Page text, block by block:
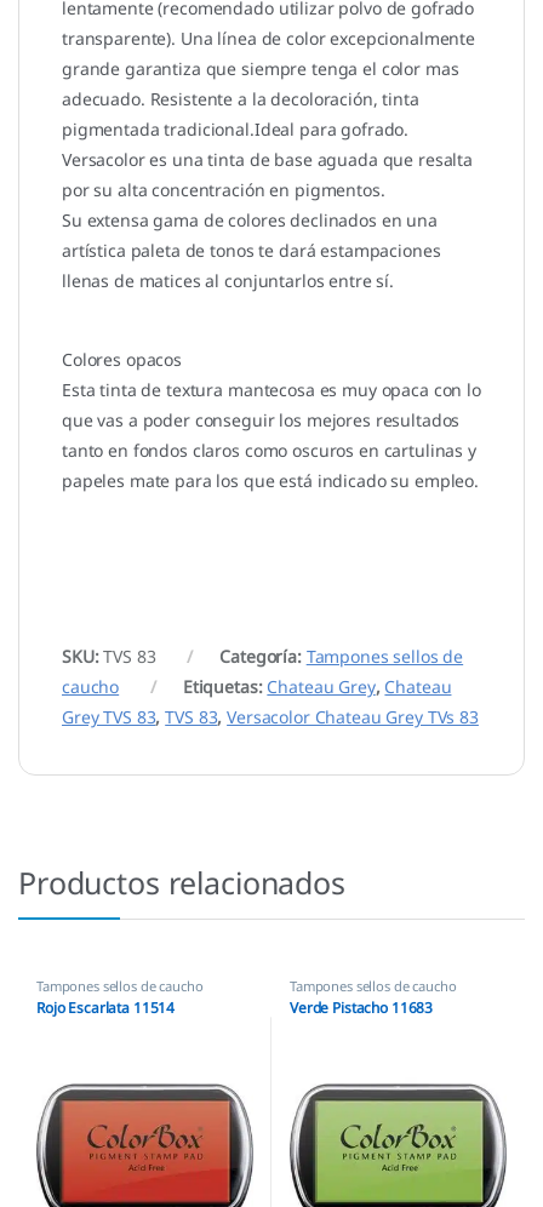
lentamente (recomendado utilizar polvo de gofrado
transparente). Una línea de color excepcionalmente
grande garantiza que siempre tenga el color mas
adecuado. Resistente a la decoloración, tinta
pigmentada tradicional.Ideal para gofrado.
Versacolor es una tinta de base aguada que resalta
por su alta concentración en pigmentos.
Su extensa gama de colores declinados en una
artística paleta de tonos te dará estampaciones
llenas de matices al conjuntarlos entre sí.
Colores opacos
Esta tinta de textura mantecosa es muy opaca con lo
que vas a poder conseguir los mejores resultados
tanto en fondos claros como oscuros en cartulinas y
papeles mate para los que está indicado su empleo.
SKU:TVS 83 Categoría: Tampones sellos de
caucho
Etiquetas: Chateau Grey, Chateau
Grey TVS 83,TVS 83,Versacolor Chateau Grey TVs 83
Productos relacionados
Tampones sellos de caucho
Rojo Escarlata 11514
Tampones sellos de caucho
Verde Pistacho 11683